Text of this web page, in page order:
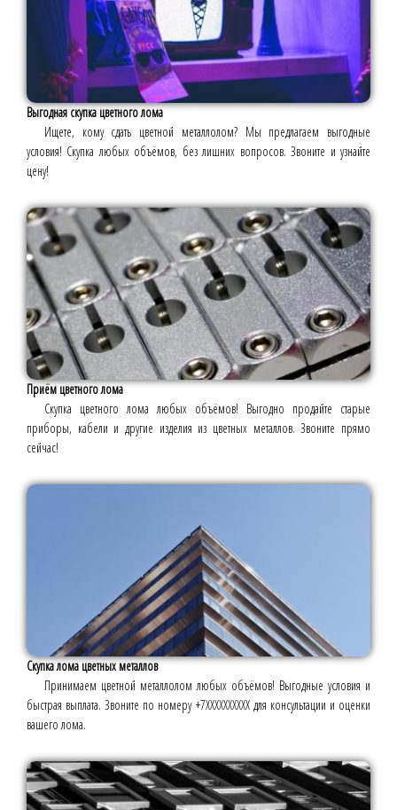
Выгодная скупка цветного лома
Ищете, кому сдать цветной металлолом? Мы предлагаем выгодные
условия! Скупка любых объёмов, без лишних вопросов. Звоните и узнайте
цену!
Приём цветного лома
Скупка цветного лома любых объёмов! Выгодно продайте старые
приборы, кабели и другие изделия из цветных металлов. Звоните прямо
сейчас!
Скупка лома цветных металлов
Принимаем цветной металлолом любых объёмов! Выгодные условия и
быстрая выплата. Звоните по номеру +7ХХХХХХХХХХ для консультации и оценки
вашего лома.